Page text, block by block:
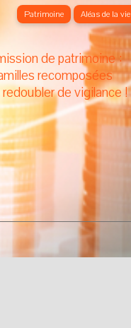
Patrimoine Aléas de la vie
de patrimoine :
recomposées
de vigilance !